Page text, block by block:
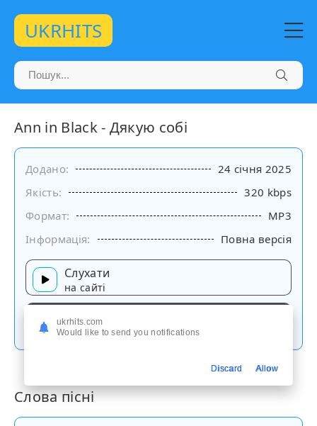
UKRHITS
Ann in Black - Дякую собі
Додано:
24 січня 2025
Якість:
320 kbps
Формат:
MP3
Інформація:
Повна версія
Слухати
на сайті
Слова пісні
ukrhits.com
Would like to send you notifications
Discard Allow